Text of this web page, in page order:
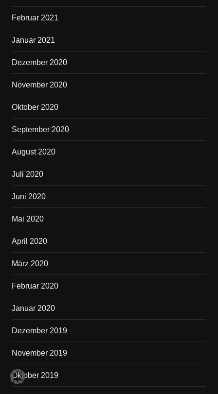
Februar 2021
Januar 2021
Dezember 2020
November 2020
Oktober 2020
September 2020
August 2020
Juli 2020
Juni 2020
Mai 2020
April 2020
März 2020
Februar 2020
Januar 2020
Dezember 2019
November 2019
Oktober 2019